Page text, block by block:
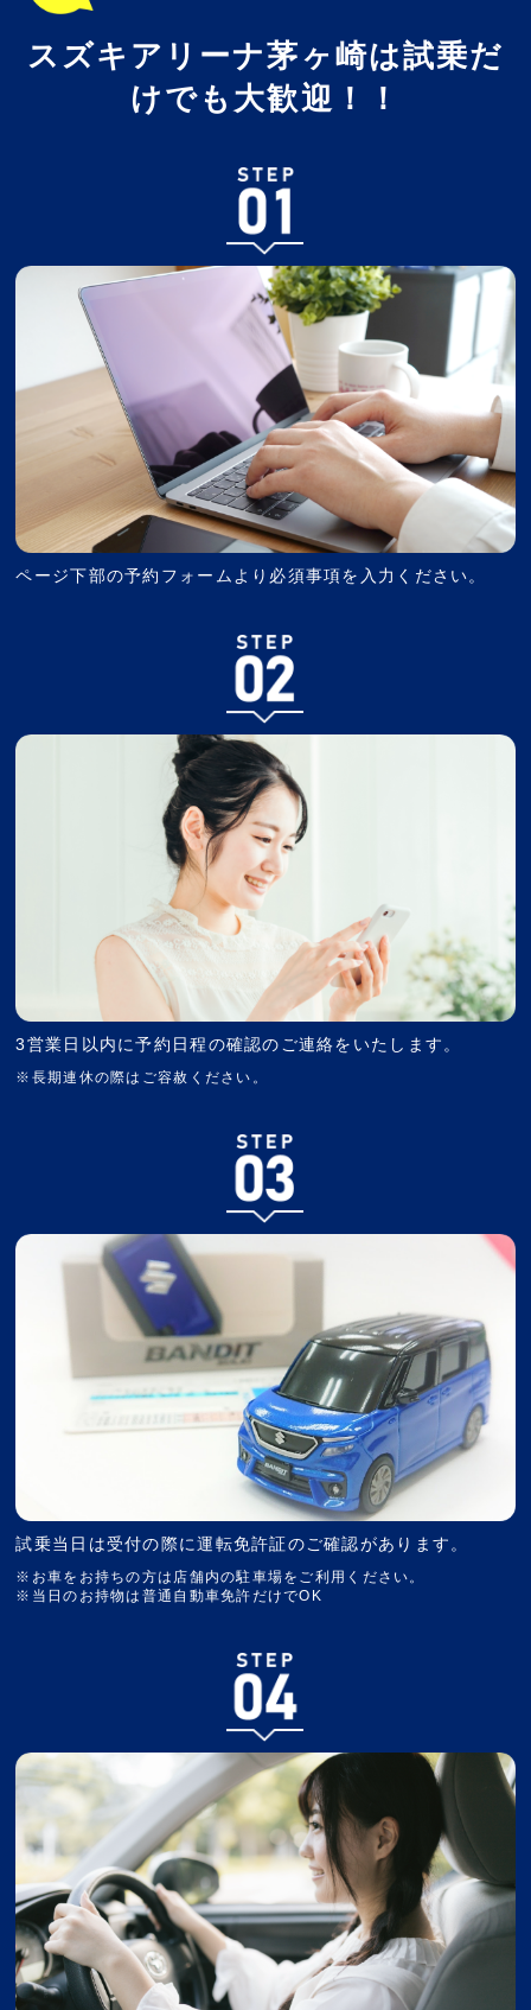
スズキアリーナ茅ヶ崎は試乗だ
けでも大歓迎！！
ページ下部の予約フォームより必須事項を入力ください。
3営業日以内に予約日程の確認のご連絡をいたします。
※長期連休の際はご容赦ください。
試乗当日は受付の際に運転免許証のご確認があります。
※お車をお持ちの方は店舗内の駐車場をご利用ください。
※当日のお持物は普通自動車免許だけでOK